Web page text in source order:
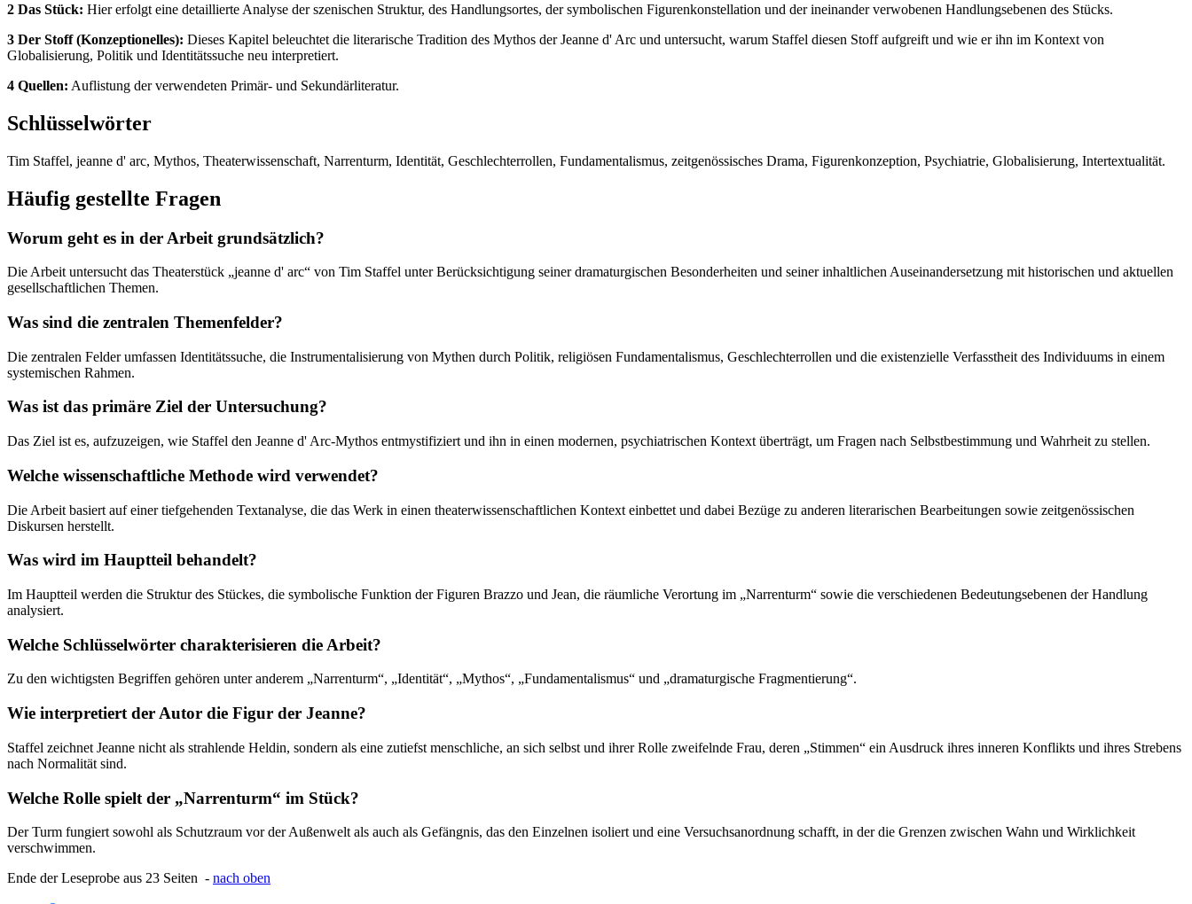
2 Das Stück: Hier erfolgt eine detaillierte Analyse der szenischen Struktur, des Handlungsortes, der symbolischen Figurenkonstellation und der ineinander verwobenen Handlungsebenen des Stücks.
3 Der Stoff (Konzeptionelles): Dieses Kapitel beleuchtet die literarische Tradition des Mythos der Jeanne d' Arc und untersucht, warum Staffel diesen Stoff aufgreift und wie er ihn im Kontext von
Globalisierung, Politik und Identitätssuche neu interpretiert.
4 Quellen: Auflistung der verwendeten Primär- und Sekundärliteratur.
Schlüsselwörter
Tim Staffel, jeanne d' arc, Mythos, Theaterwissenschaft, Narrenturm, Identität, Geschlechterrollen, Fundamentalismus, zeitgenössisches Drama, Figurenkonzeption, Psychiatrie, Globalisierung, Intertextualität.
Häufig gestellte Fragen
Worum geht es in der Arbeit grundsätzlich?
Die Arbeit untersucht das Theaterstück „jeanne d' arc“ von Tim Staffel unter Berücksichtigung seiner dramaturgischen Besonderheiten und seiner inhaltlichen Auseinandersetzung mit historischen und aktuellen
gesellschaftlichen Themen.
Was sind die zentralen Themenfelder?
Die zentralen Felder umfassen Identitätssuche, die Instrumentalisierung von Mythen durch Politik, religiösen Fundamentalismus, Geschlechterrollen und die existenzielle Verfasstheit des Individuums in einem
systemischen Rahmen.
Was ist das primäre Ziel der Untersuchung?
Das Ziel ist es, aufzuzeigen, wie Staffel den Jeanne d' Arc-Mythos entmystifiziert und ihn in einen modernen, psychiatrischen Kontext überträgt, um Fragen nach Selbstbestimmung und Wahrheit zu stellen.
Welche wissenschaftliche Methode wird verwendet?
Die Arbeit basiert auf einer tiefgehenden Textanalyse, die das Werk in einen theaterwissenschaftlichen Kontext einbettet und dabei Bezüge zu anderen literarischen Bearbeitungen sowie zeitgenössischen
Diskursen herstellt.
Was wird im Hauptteil behandelt?
Im Hauptteil werden die Struktur des Stückes, die symbolische Funktion der Figuren Brazzo und Jean, die räumliche Verortung im „Narrenturm“ sowie die verschiedenen Bedeutungsebenen der Handlung
analysiert.
Welche Schlüsselwörter charakterisieren die Arbeit?
Zu den wichtigsten Begriffen gehören unter anderem „Narrenturm“, „Identität“, „Mythos“, „Fundamentalismus“ und „dramaturgische Fragmentierung“.
Wie interpretiert der Autor die Figur der Jeanne?
Staffel zeichnet Jeanne nicht als strahlende Heldin, sondern als eine zutiefst menschliche, an sich selbst und ihrer Rolle zweifelnde Frau, deren „Stimmen“ ein Ausdruck ihres inneren Konflikts und ihres Strebens
nach Normalität sind.
Welche Rolle spielt der „Narrenturm“ im Stück?
Der Turm fungiert sowohl als Schutzraum vor der Außenwelt als auch als Gefängnis, das den Einzelnen isoliert und eine Versuchsanordnung schafft, in der die Grenzen zwischen Wahn und Wirklichkeit
verschwimmen.
Ende der Leseprobe aus 23 Seiten - nach oben